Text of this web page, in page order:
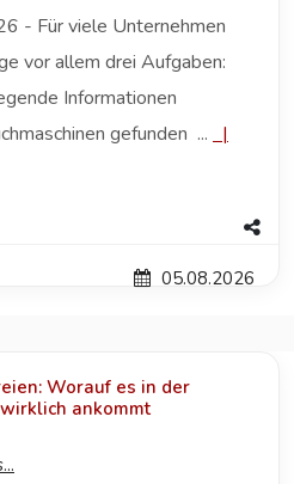
- Für viele Unternehmen
vor allem drei Aufgaben:
Informationen
gefunden ...
|
05.08.2026
Worauf es in der
ankommt